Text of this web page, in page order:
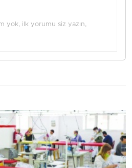
yok, ilk yorumu siz yazın,